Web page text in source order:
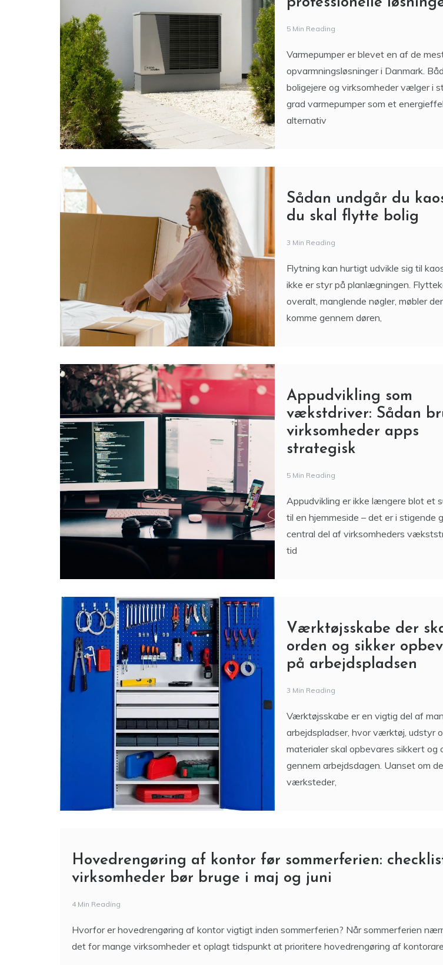
Varmepumper er blevet en af de
opvarmningsløsninger i Danmark.
grad varmepumper som et
alternativ
3 Min Reading
Flytning kan hurtigt udvikle sig til
ikke er styr på planlægningen.
komme gennem døren,
virksomheder apps
strategisk
5 Min Reading
Appudvikling er ikke længere blot et
til en hjemmeside – det er i stigende
tid
på arbejdspladsen
3 Min Reading
Værktøjsskabe er en vigtig del af
arbejdspladser, hvor værktøj, udstyr og
gennem arbejdsdagen. Uanset om
værksteder,
Hovedrengøring af kontor før sommerferien:
4 Min Reading
Hvorfor er hovedrengøring af kontor vigtigt inden sommerferien? Når sommerferien
det for mange virksomheder et oplagt tidspunkt at prioritere hovedrengøring af